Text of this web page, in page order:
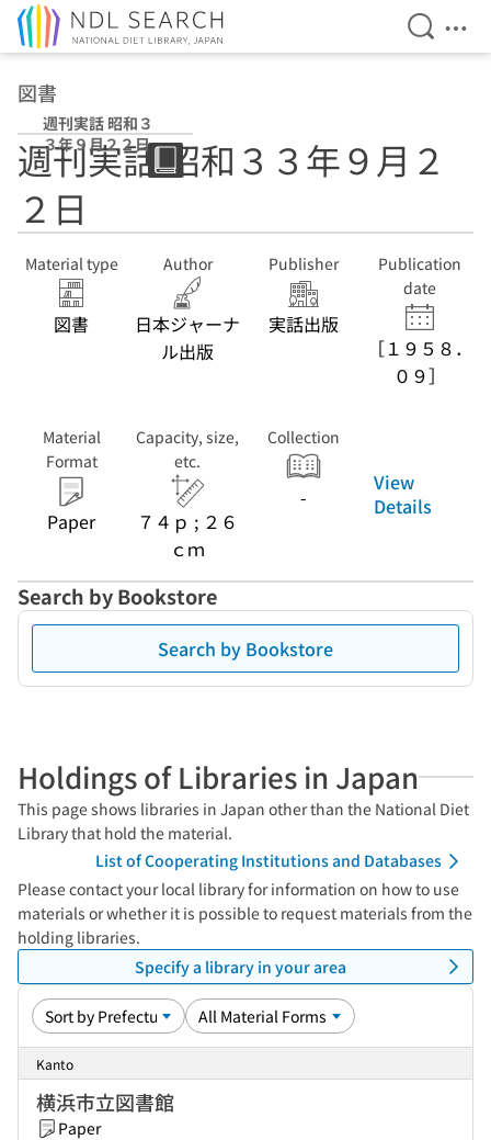
Open
図書
週刊実話 昭和３
３年９月２２日
週刊実話 昭和３３年９月２
２日
Material type
図書
Author
日本ジャーナ
ル出版
Publisher
実話出版
Publication
date
［１９５８．
０９］
Material
Format
Paper
Capacity, size,
etc.
７４ｐ ; ２６
ｃｍ
Collection
-
View
Details
Search by Bookstore
Search by Bookstore
Holdings of Libraries in Japan
This page shows libraries in Japan other than the National Diet
Library that hold the material.
List of Cooperating Institutions and Databases
Please contact your local library for information on how to use
materials or whether it is possible to request materials from the
holding libraries.
Specify a library in your area
Kanto
横浜市立図書館
Paper